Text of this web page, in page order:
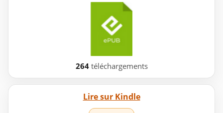
264téléchargements
Lire sur Kindle